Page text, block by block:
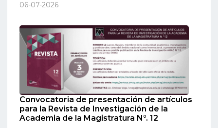
06-07-2026
Convocatoria de presentación de artículos
para la Revista de Investigación de la
Academia de la Magistratura N°. 12